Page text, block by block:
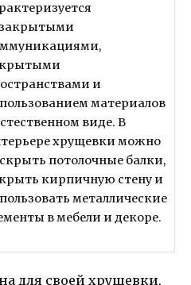
и
материалов
виде. В
хрущевки можно
потолочные балки,
кирпичную стену и
металлические
в мебели и декоре.
для своей хрущевки,